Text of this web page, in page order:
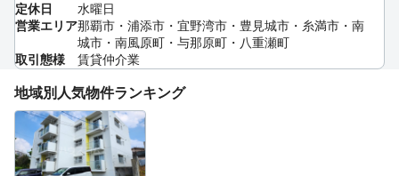
定休日
水曜日
営業エリア那覇市・浦添市・宜野湾市・豊見城市・糸満市・南
城市・南風原町・与那原町・八重瀬町
取引態様
賃貸仲介業
地域別人気物件ランキング